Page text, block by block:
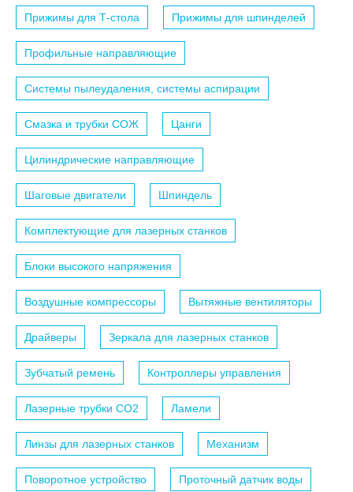
Прижимы для Т-стола Прижимы для шпинделей
Профильные направляющие
Системы пылеудаления, системы аспирации
Смазка и трубки СОЖ Цанги
Цилиндрические направляющие
Шаговые двигатели Шпиндель
Комплектующие для лазерных станков
Блоки высокого напряжения
Воздушные компрессоры Вытяжные вентиляторы
Драйверы Зеркала для лазерных станков
Зубчатый ремень Контроллеры управления
Лазерные трубки СО2 Ламели
Линзы для лазерных станков Механизм
Поворотное устройство Проточный датчик воды